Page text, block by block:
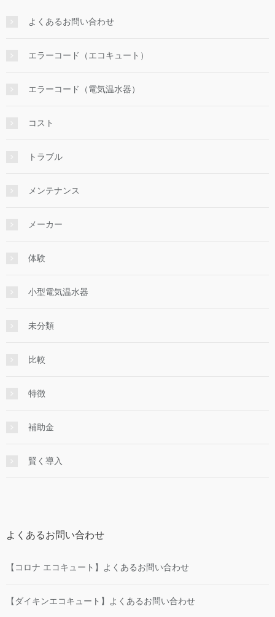
よくあるお問い合わせ
エラーコード（エコキュート）
エラーコード（電気温水器）
コスト
トラブル
メンテナンス
メーカー
体験
小型電気温水器
未分類
比較
特徴
補助金
賢く導入
よくあるお問い合わせ
【コロナ エコキュート】よくあるお問い合わせ
【ダイキンエコキュート】よくあるお問い合わせ